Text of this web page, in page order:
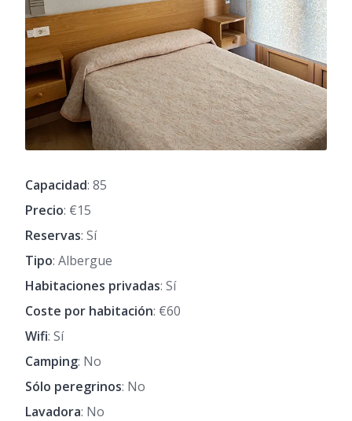
Capacidad: 85
Precio: €15
Reservas: Sí
Tipo: Albergue
Habitaciones privadas: Sí
Coste por habitación: €60
Wifi: Sí
Camping: No
Sólo peregrinos: No
Lavadora: No